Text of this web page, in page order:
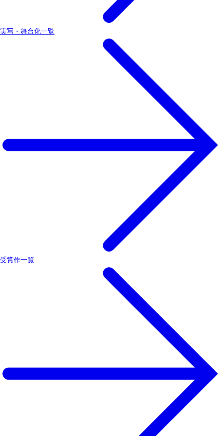
実写・舞台化一覧
受賞作一覧